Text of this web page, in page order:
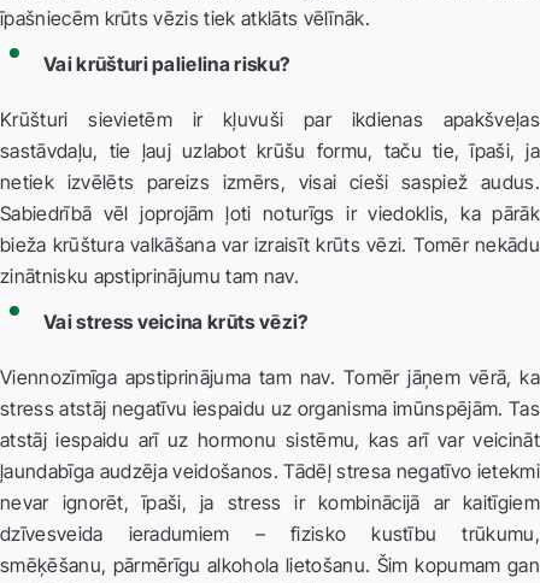
īpašniecēm krūts vēzis tiek atklāts vēlīnāk.
Vai krūšturi palielina risku?
Krūšturi sievietēm ir kļuvuši par ikdienas apakšveļas
sastāvdaļu, tie ļauj uzlabot krūšu formu, taču tie, īpaši, ja
netiek izvēlēts pareizs izmērs, visai cieši saspiež audus.
Sabiedrībā vēl joprojām ļoti noturīgs ir viedoklis, ka pārāk
bieža krūštura valkāšana var izraisīt krūts vēzi. Tomēr nekādu
zinātnisku apstiprinājumu tam nav.
Vai stress veicina krūts vēzi?
Viennozīmīga apstiprinājuma tam nav. Tomēr jāņem vērā, ka
stress atstāj negatīvu iespaidu uz organisma imūnspējām. Tas
atstāj iespaidu arī uz hormonu sistēmu, kas arī var veicināt
ļaundabīga audzēja veidošanos. Tādēļ stresa negatīvo ietekmi
nevar ignorēt, īpaši, ja stress ir kombinācijā ar kaitīgiem
dzīvesveida ieradumiem – fizisko kustību trūkumu,
smēķēšanu, pārmērīgu alkohola lietošanu. Šim kopumam gan